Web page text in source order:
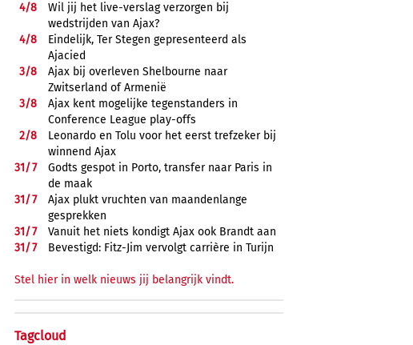
4/8
Wil jij het live-verslag verzorgen bij
wedstrijden van Ajax?
4/8
Eindelijk, Ter Stegen gepresenteerd als
Ajacied
3/8
Ajax bij overleven Shelbourne naar
Zwitserland of Armenië
3/8
Ajax kent mogelijke tegenstanders in
Conference League play-offs
2/8
Leonardo en Tolu voor het eerst trefzeker bij
winnend Ajax
31/7
Godts gespot in Porto, transfer naar Paris in
de maak
31/7
Ajax plukt vruchten van maandenlange
gesprekken
31/7
Vanuit het niets kondigt Ajax ook Brandt aan
31/7 Bevestigd: Fitz-Jim vervolgt carrière in Turijn
Stel hier in welk nieuws jij belangrijk vindt.
Tagcloud